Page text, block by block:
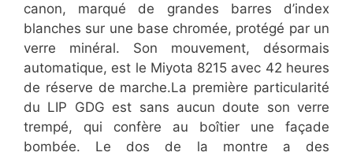
canon, marqué de grandes barres d’index
blanches sur une base chromée, protégé par un
verre minéral. Son mouvement, désormais
automatique, est le Miyota 8215 avec 42 heures
de réserve de marche.La première particularité
du LIP GDG est sans aucun doute son verre
trempé, qui confère au boîtier une façade
bombée. Le dos de la montre a des